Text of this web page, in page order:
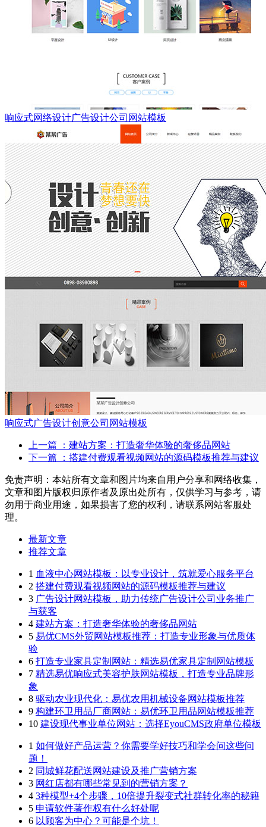
响应式网络设计广告设计公司网站模板
响应式广告设计创意公司网站模板
上一篇
：建站方案：打造奢华体验的奢侈品网站
下一篇
：搭建付费观看视频网站的源码模板推荐与建议
免责声明：本站所有文章和图片均来自用户分享和网络收集，
文章和图片版权归原作者及原出处所有，仅供学习与参考，请
勿用于商业用途，如果损害了您的权利，请联系网站客服处
理。
最新文章
推荐文章
1 血液中心网站模板：以专业设计，筑就爱心服务平台
2 搭建付费观看视频网站的源码模板推荐与建议
3 广告设计网站模板，助力传统广告设计公司业务推广
与获客
4 建站方案：打造奢华体验的奢侈品网站
5 易优CMS外贸网站模板推荐：打造专业形象与优质体
验
6 打造专业家具定制网站：精选易优家具定制网站模板
7 精选易优响应式美容护肤网站模板，打造专业品牌形
象
8 驱动农业现代化：易优农用机械设备网站模板推荐
9 构建环卫用品厂商网站：易优环卫用品网站模板推荐
10 建设现代事业单位网站：选择EyouCMS政府单位模板
1 如何做好产品运营？你需要学好技巧和学会问这些问
题！
2 同城鲜花配送网站建设及推广营销方案
3 网红店都有哪些常见到的营销方案？
4 3种模型+4个步骤，10倍提升裂变式社群转化率的秘籍
5 申请软件著作权有什么好处呢
6 以顾客为中心？可能是个坑！